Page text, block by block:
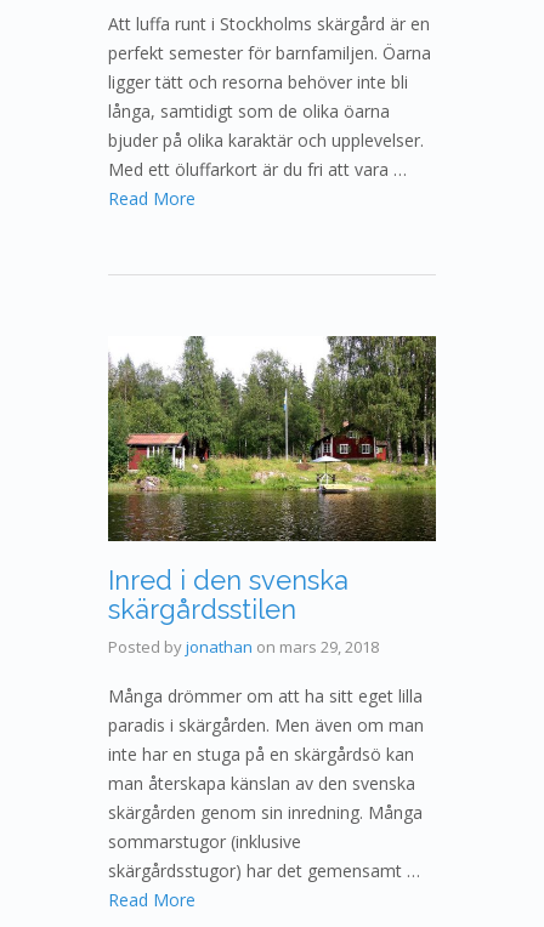
Att luffa runt i Stockholms skärgård är en
perfekt semester för barnfamiljen. Öarna
ligger tätt och resorna behöver inte bli
långa, samtidigt som de olika öarna
bjuder på olika karaktär och upplevelser.
Med ett öluffarkort är du fri att vara …
Read More
Inred i den svenska
skärgårdsstilen
Posted byjonathan on mars 29, 2018
Många drömmer om att ha sitt eget lilla
paradis i skärgården. Men även om man
inte har en stuga på en skärgårdsö kan
man återskapa känslan av den svenska
skärgården genom sin inredning. Många
sommarstugor (inklusive
skärgårdsstugor) har det gemensamt …
Read More